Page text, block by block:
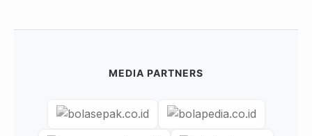
MEDIA PARTNERS